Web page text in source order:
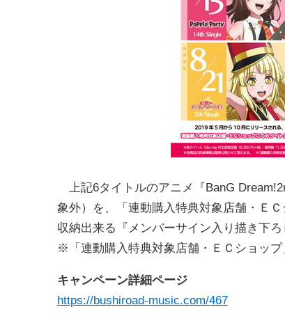
上記6タイトルのアニメ『BanG
象外）を、「連動購入特典対象店舗・Ｅ
収納出来る『メンバーサイン入り描き下ろ
※「連動購入特典対象店舗・ＥＣショップ
キャンペーン詳細ページ
https://bushiroad-music.com/467